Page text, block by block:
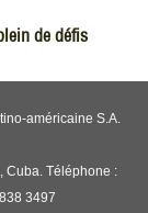
de défis
américaine S.A.
Cuba. Téléphone :
3497